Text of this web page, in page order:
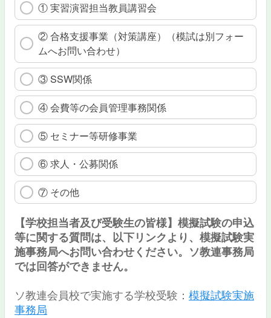
① 実習演習担当教員講習会
② 合格支援事業（対策講座）（模試は別フォー
ムへお問い合わせ）
③ SSW関係
④ 会費等の会員管理事務関係
⑤ セミナー等研修事業
⑥ 求人・公募関係
⑦ その他
【学校担当者及び受験生の皆様】模擬試験の申込
等に関する質問は、以下リンクより、模擬試験実
施事務局へお問い合わせください。ソ教連事務局
では回答ができません。
ソ教連会員校で実施する学校受験： 模擬試験実施
事務局